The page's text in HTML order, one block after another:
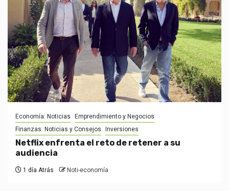
Economía: Noticias
Emprendimiento y Negocios
Finanzas: Noticias y Consejos
Inversiones
Netflix enfrenta el reto de retener a su
audiencia
1 día Atrás Noti-economía